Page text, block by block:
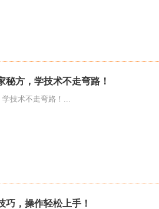
方，学技术不走弯路！
技术不走弯路！...
巧，操作轻松上手！